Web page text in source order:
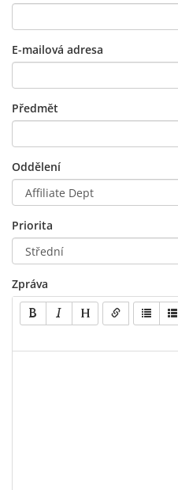
E-mailová adresa
Předmět
Oddělení
Priorita
Zpráva